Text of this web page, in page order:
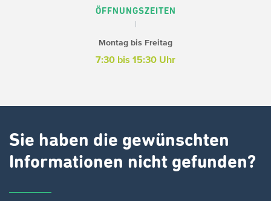
ÖFFNUNGSZEITEN
Montag bis Freitag
7:30 bis 15:30 Uhr
Sie haben die gewünschten
Informationen nicht gefunden?